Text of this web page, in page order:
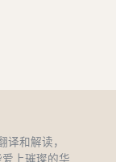
和解读，
上璀璨的华